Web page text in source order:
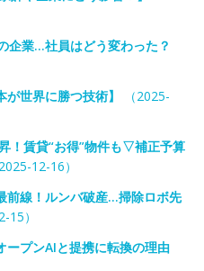
業…社員はどう変わった？
世界に勝つ技術】
（2025-
！賃貸“お得”物件も▽補正予算
12-16）
前線！ルンバ破産…掃除ロボ先
15）
プンAIと提携に転換の理由